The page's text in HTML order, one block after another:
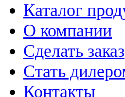
Каталог
О компании
Сделать заказ
Стать
Контакты